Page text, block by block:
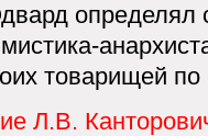
определял
товарищей
Л.В.